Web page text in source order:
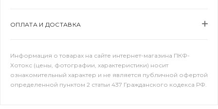
ОПЛАТА И ДОСТАВКА
Информация о товарах на сайте интернет-магазина ПКФ-
Хотокс (цены, фотографии, характеристики) носит
ознакомительный характер и не является публичной офертой
определенной пунктом 2 статьи 437 Гражданского кодекса РФ.